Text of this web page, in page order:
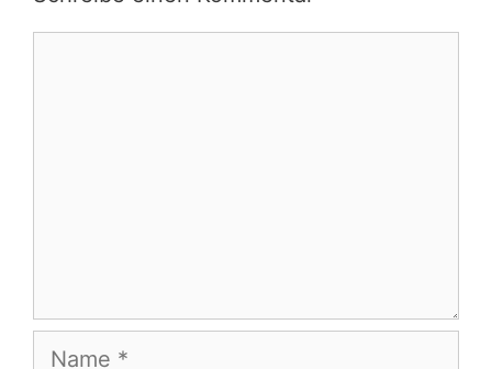
Name